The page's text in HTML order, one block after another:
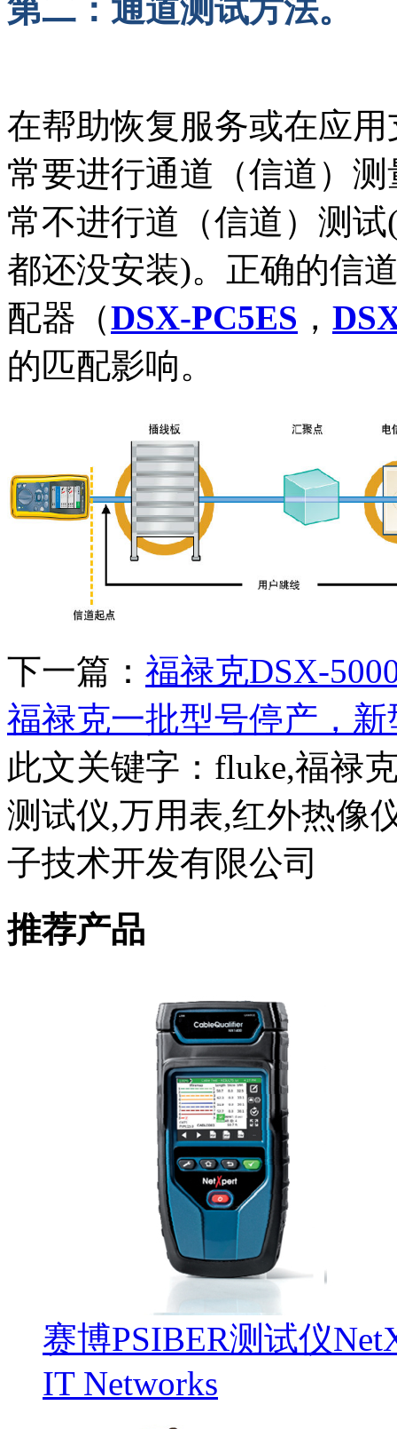
第二：通道测试方法。
在帮助恢复服务或在应
常要进行通道（信道）
常不进行道（信道）测
都还没安装)。正确的信
配器（DSX-PC5ES ，
的匹配影响。
下一篇： 福禄克DSX-
福禄克一批型号停产，
此文关键字： fluke,福禄
测试仪,万用表,红外热像
子技术开发有限公司
推荐产品
赛博PSIBER测试仪
IT Networks